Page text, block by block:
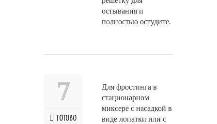
остывания и
полностью остудите.
7
ГОТОВО
Для фростинга в
стационарном
миксере с насадкой в
виде лопатки или с